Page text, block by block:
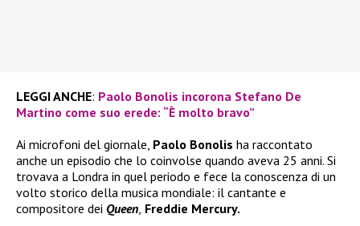
LEGGI ANCHE: Paolo Bonolis incorona Stefano De
Martino come suo erede: “È molto bravo”
Ai microfoni del giornale, Paolo Bonolis ha raccontato
anche un episodio che lo coinvolse quando aveva 25 anni. Si
trovava a Londra in quel periodo e fece la conoscenza di un
volto storico della musica mondiale: il cantante e
compositore dei Queen, Freddie Mercury.